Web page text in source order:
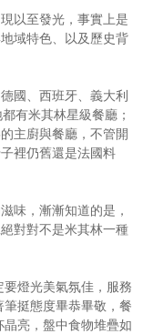
以至發光，事實上是
域特色、以及歷史背
國、西班牙、義大利
有米其林星級餐廳；
主廚與餐廳，不管開
裡仍舊還是法國料
味，漸漸知道的是，
對對不是米其林一種
要燈光美氣氛佳，服務
筆挺態度畢恭畢敬，餐
晶亮，盤中食物堆疊如